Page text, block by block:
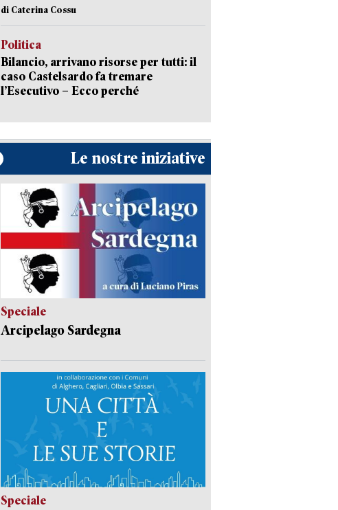
di Caterina Cossu
Politica
Bilancio, arrivano risorse per tutti: il
caso Castelsardo fa tremare
l’Esecutivo – Ecco perché
Le nostre iniziative
Speciale
Arcipelago Sardegna
Speciale